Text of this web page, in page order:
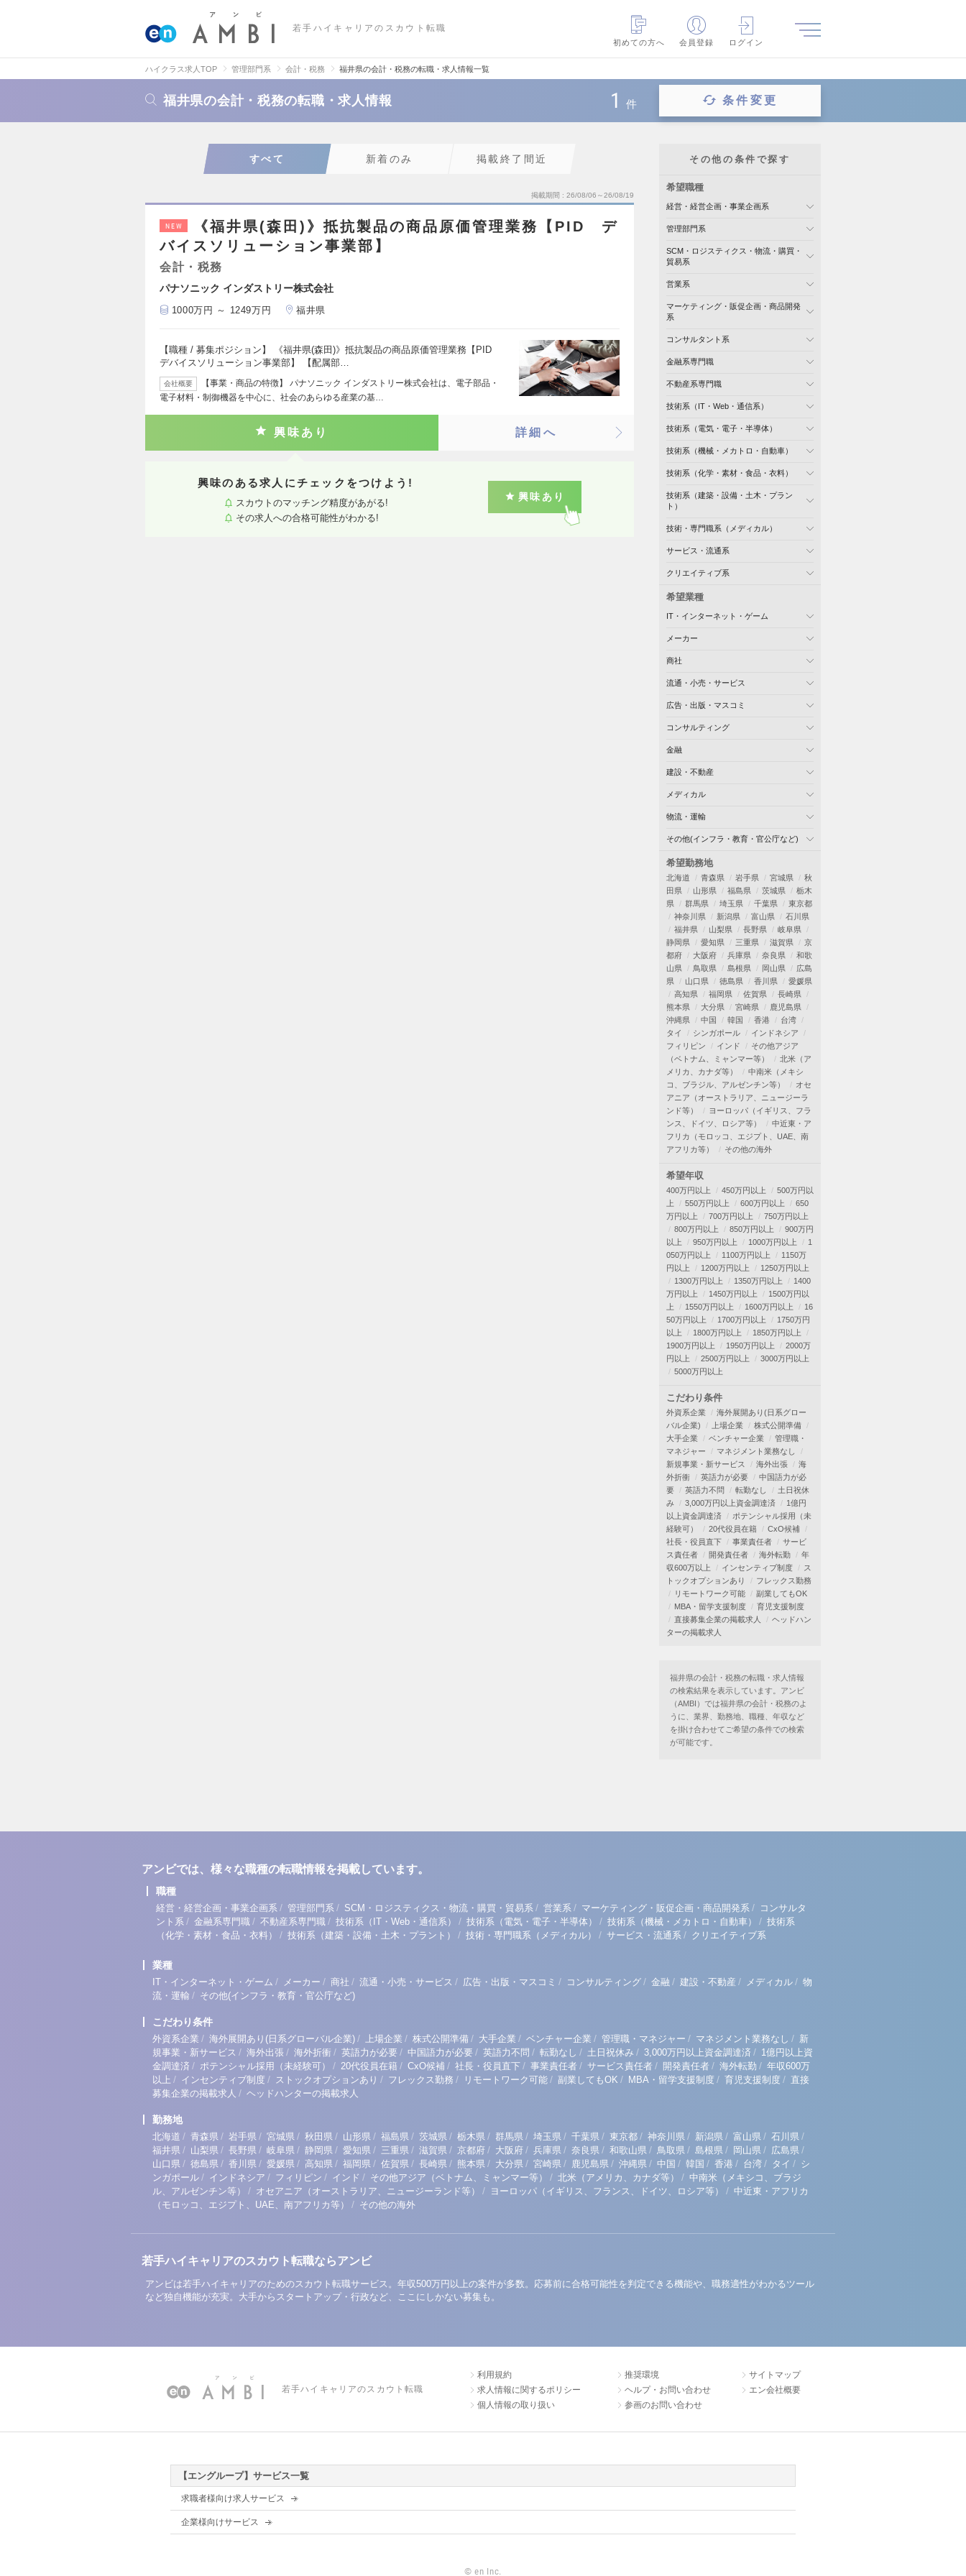
若手ハイキャリアのスカウト転職
初めての方へ
会員登録 ログイン
ハイクラス求人TOP 管理部門系 会計・税務 福井県の会計・税務の転職・求人情報一覧
福井県の会計・税務の転職・求人情報 1 件 条件変更
すべて 新着のみ 掲載終了間近
掲載期間 26/08/06～26/08/19
NEW
《福井県(森田)》抵抗製品の商品原価管理業務【PID デ
バイスソリューション事業部】
会計・税務
パナソニック インダストリー株式会社
1000万円 ～ 1249万円 福井県
【職種 / 募集ポジション】 《福井県(森田)》抵抗製品の商品原価管理業務【PID
デバイスソリューション事業部】 【配属部…
会社概要
【事業・商品の特徴】 パナソニック インダストリー株式会社は、電子部品・
電子材料・制御機器を中心に、社会のあらゆる産業の基…
興味あり 詳細へ
興味のある求人にチェックをつけよう!
スカウトのマッチング精度があがる!
その求人への合格可能性がわかる!
興味あり
その他の条件で探す
希望職種
経営・経営企画・事業企画系
管理部門系
SCM・ロジスティクス・物流・購買・
貿易系
営業系
マーケティング・販促企画・商品開発
系
コンサルタント系
金融系専門職
不動産系専門職
技術系（IT・Web・通信系）
技術系（電気・電子・半導体）
技術系（機械・メカトロ・自動車）
技術系（化学・素材・食品・衣料）
技術系（建築・設備・土木・プラン
ト）
技術・専門職系（メディカル）
サービス・流通系
クリエイティブ系
希望業種
IT・インターネット・ゲーム
メーカー
商社
流通・小売・サービス
広告・出版・マスコミ
コンサルティング
金融
建設・不動産
メディカル
物流・運輸
その他(インフラ・教育・官公庁など)
希望勤務地
北海道 青森県 岩手県 宮城県
秋
田県
山形県 福島県 茨城県
栃木
県
群馬県 埼玉県 千葉県
東京都
神奈川県
新潟県 富山県
石川県
福井県
山梨県 長野県
岐阜県
静岡県
愛知県 三重県 滋賀県
京
都府
大阪府 兵庫県 奈良県
和歌
山県
鳥取県 島根県 岡山県
広島
県
山口県 徳島県 香川県
愛媛県
高知県
福岡県 佐賀県
長崎県
熊本県
大分県 宮崎県
鹿児島県
沖縄県
中国 韓国 香港
台湾
タイ
シンガポール
インドネシア
フィリピン
インド
その他アジア
（ベトナム、ミャンマー等）
北米（ア
メリカ、カナダ等）
中南米（メキシ
コ、ブラジル、アルゼンチン等）
オセ
アニア（オーストラリア、ニュージーラ
ンド等）
ヨーロッパ（イギリス、フラ
ンス、ドイツ、ロシア等）
中近東・ア
フリカ（モロッコ、エジプト、UAE、南
アフリカ等）
その他の海外
希望年収
400万円以上 450万円以上
500万円以
上
550万円以上 600万円以上
650
万円以上
700万円以上
750万円以上
800万円以上
850万円以上
900万円
以上
950万円以上 1000万円以上
1
050万円以上
1100万円以上
1150万
円以上
1200万円以上
1250万円以上
1300万円以上
1350万円以上
1400
万円以上
1450万円以上
1500万円以
上
1550万円以上 1600万円以上
16
50万円以上
1700万円以上
1750万円
以上
1800万円以上
1850万円以上
1900万円以上
1950万円以上
2000万
円以上
2500万円以上
3000万円以上
5000万円以上
こだわり条件
外資系企業
海外展開あり(日系グロー
バル企業)
上場企業
株式公開準備
大手企業
ベンチャー企業
管理職・
マネジャー
マネジメント業務なし
新規事業・新サービス
海外出張
海
外折衝
英語力が必要
中国語力が必
要
英語力不問 転勤なし
土日祝休
み
3,000万円以上資金調達済
1億円
以上資金調達済
ポテンシャル採用（未
経験可）
20代役員在籍
CxO候補
社長・役員直下
事業責任者
サービ
ス責任者
開発責任者 海外転勤
年
収600万以上
インセンティブ制度
ス
トックオプションあり
フレックス勤務
リモートワーク可能
副業してもOK
MBA・留学支援制度
育児支援制度
直接募集企業の掲載求人
ヘッドハン
ターの掲載求人
福井県の会計・税務の転職・求人情報
の検索結果を表示しています。アンビ
（AMBI）では福井県の会計・税務のよ
うに、業界、勤務地、職種、年収など
を掛け合わせてご希望の条件での検索
が可能です。
アンビでは、様々な職種の転職情報を掲載しています。
職種
経営・経営企画・事業企画系 / 管理部門系 / SCM・ロジスティクス・物流・購買・貿易系 / 営業系 / マーケティング・販促企画・商品開発系 / コンサルタ
ント系 / 金融系専門職 / 不動産系専門職 / 技術系（IT・Web・通信系） / 技術系（電気・電子・半導体） / 技術系（機械・メカトロ・自動車） / 技術系
（化学・素材・食品・衣料）
/ 技術系（建築・設備・土木・プラント） / 技術・専門職系（メディカル） / サービス・流通系 / クリエイティブ系
業種
IT・インターネット・ゲーム / メーカー / 商社 / 流通・小売・サービス / 広告・出版・マスコミ / コンサルティング / 金融 / 建設・不動産 / メディカル / 物
流・運輸 / その他(インフラ・教育・官公庁など)
こだわり条件
外資系企業 / 海外展開あり(日系グローバル企業) / 上場企業 / 株式公開準備 / 大手企業 / ベンチャー企業 / 管理職・マネジャー / マネジメント業務なし / 新
規事業・新サービス / 海外出張 / 海外折衝 / 英語力が必要 / 中国語力が必要 / 英語力不問 / 転勤なし / 土日祝休み / 3,000万円以上資金調達済 / 1億円以上資
金調達済 / ポテンシャル採用（未経験可） / 20代役員在籍 / CxO候補 / 社長・役員直下 / 事業責任者 / サービス責任者 / 開発責任者 / 海外転勤 / 年収600万
以上 / インセンティブ制度 / ストックオプションあり / フレックス勤務 / リモートワーク可能 / 副業してもOK / MBA・留学支援制度 / 育児支援制度 / 直接
募集企業の掲載求人 / ヘッドハンターの掲載求人
勤務地
北海道 / 青森県 / 岩手県 / 宮城県 / 秋田県 / 山形県 / 福島県 / 茨城県 / 栃木県 / 群馬県 / 埼玉県 / 千葉県 / 東京都 / 神奈川県 / 新潟県 / 富山県 / 石川県 /
福井県 / 山梨県 / 長野県 / 岐阜県 / 静岡県 / 愛知県 / 三重県 / 滋賀県 / 京都府 / 大阪府 / 兵庫県 / 奈良県 / 和歌山県 / 鳥取県 / 島根県 / 岡山県 / 広島県 /
山口県 / 徳島県 / 香川県 / 愛媛県 / 高知県 / 福岡県 / 佐賀県 / 長崎県 / 熊本県 / 大分県 / 宮崎県 / 鹿児島県 / 沖縄県 / 中国 / 韓国 / 香港 / 台湾 / タイ / シ
ンガポール / インドネシア / フィリピン / インド / その他アジア（ベトナム、ミャンマー等） / 北米（アメリカ、カナダ等） / 中南米（メキシコ、ブラジ
ル、アルゼンチン等）
/ オセアニア（オーストラリア、ニュージーランド等） / ヨーロッパ（イギリス、フランス、ドイツ、ロシア等） / 中近東・アフリカ
（モロッコ、エジプト、UAE、南アフリカ等）
/ その他の海外
若手ハイキャリアのスカウト転職ならアンビ
アンビは若手ハイキャリアのためのスカウト転職サービス。年収500万円以上の案件が多数。応募前に合格可能性を判定できる機能や、職務適性がわかるツール
など独自機能が充実。大手からスタートアップ・行政など、ここにしかない募集も。
若手ハイキャリアのスカウト転職
利用規約
求人情報に関するポリシー
個人情報の取り扱い
推奨環境
ヘルプ・お問い合わせ
参画のお問い合わせ
サイトマップ
エン会社概要
【エングループ】サービス一覧
求職者様向け求人サービス
企業様向けサービス
© en Inc.